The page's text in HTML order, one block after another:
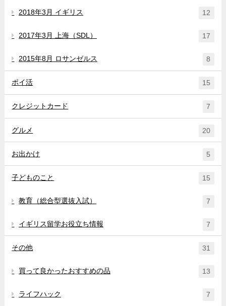
2018年3月 イギリス 12
2017年3月 上海（SDL） 17
2015年8月 ロサンゼルス 8
ポイ活 15
クレジットカード 7
グルメ 20
お出かけ 5
子どものこと 15
教育（総合型選抜入試） 7
イギリス留学お役立ち情報 7
その他 31
買って良かったおすすめの品 13
ライフハック 7